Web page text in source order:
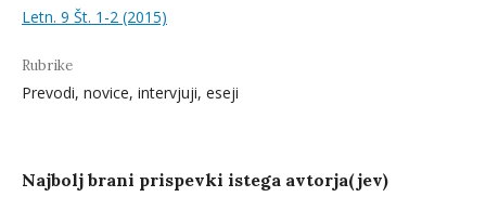
Letn. 9 Št. 1-2 (2015)
Rubrike
Prevodi, novice, intervjuji, eseji
Najbolj brani prispevki istega avtorja(jev)